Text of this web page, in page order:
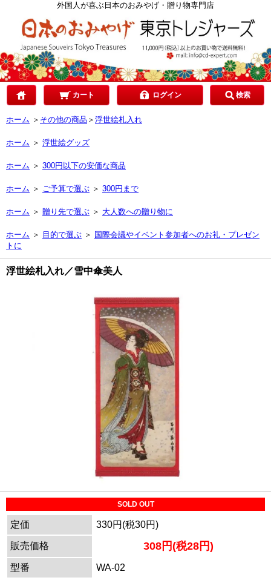
外国人が喜ぶ日本のおみやげ・贈り物専門店
カート ログイン 検索
ホーム ＞ その他の商品 ＞ 浮世絵札入れ
ホーム ＞ 浮世絵グッズ
ホーム ＞ 300円以下の安価な商品
ホーム ＞ ご予算で選ぶ ＞ 300円まで
ホーム ＞ 贈り先で選ぶ ＞ 大人数への贈り物に
ホーム ＞ 目的で選ぶ ＞ 国際会議やイベント参加者へのお礼・プレゼン
トに
浮世絵札入れ／雪中傘美人
SOLD OUT
定価 330円(税30円)
販売価格 308円(税28円)
型番 WA-02
ご予算で選ぶ
贈り先で選ぶ